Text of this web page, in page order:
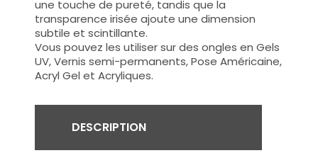
une touche de pureté, tandis que la
transparence irisée ajoute une dimension
subtile et scintillante.
Vous pouvez les utiliser sur des ongles en Gels
UV, Vernis semi-permanents, Pose Américaine,
Acryl Gel et Acryliques.
DESCRIPTION